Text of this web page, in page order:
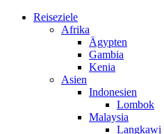
Reiseziele
Afrika
Ägypten
Gambia
Kenia
Asien
Indonesien
Lombok
Malaysia
Langkawi